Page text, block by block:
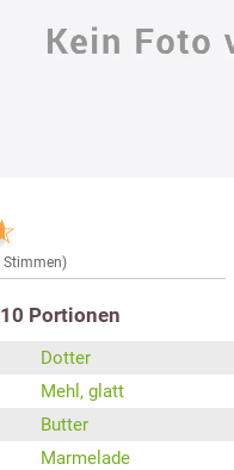
Stimmen)
10 Portionen
Dotter
Mehl, glatt
Butter
Marmelade